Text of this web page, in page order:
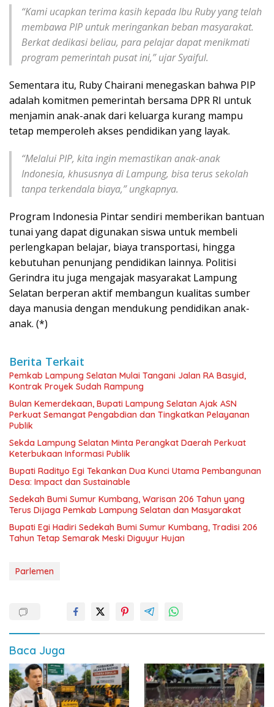
“Kami ucapkan terima kasih kepada Ibu Ruby yang telah
membawa PIP untuk meringankan beban masyarakat.
Berkat dedikasi beliau, para pelajar dapat menikmati
program pemerintah pusat ini,” ujar Syaiful.
Sementara itu, Ruby Chairani menegaskan bahwa PIP
adalah komitmen pemerintah bersama DPR RI untuk
menjamin anak-anak dari keluarga kurang mampu
tetap memperoleh akses pendidikan yang layak.
“Melalui PIP, kita ingin memastikan anak-anak
Indonesia, khususnya di Lampung, bisa terus sekolah
tanpa terkendala biaya,” ungkapnya.
Program Indonesia Pintar sendiri memberikan bantuan
tunai yang dapat digunakan siswa untuk membeli
perlengkapan belajar, biaya transportasi, hingga
kebutuhan penunjang pendidikan lainnya. Politisi
Gerindra itu juga mengajak masyarakat Lampung
Selatan berperan aktif membangun kualitas sumber
daya manusia dengan mendukung pendidikan anak-
anak. (*)
Berita Terkait
Pemkab Lampung Selatan Mulai Tangani Jalan RA Basyid,
Kontrak Proyek Sudah Rampung
Bulan Kemerdekaan, Bupati Lampung Selatan Ajak ASN
Perkuat Semangat Pengabdian dan Tingkatkan Pelayanan
Publik
Sekda Lampung Selatan Minta Perangkat Daerah Perkuat
Keterbukaan Informasi Publik
Bupati Radityo Egi Tekankan Dua Kunci Utama Pembangunan
Desa: Impact dan Sustainable
Sedekah Bumi Sumur Kumbang, Warisan 206 Tahun yang
Terus Dijaga Pemkab Lampung Selatan dan Masyarakat
Bupati Egi Hadiri Sedekah Bumi Sumur Kumbang, Tradisi 206
Tahun Tetap Semarak Meski Diguyur Hujan
Parlemen
Baca Juga